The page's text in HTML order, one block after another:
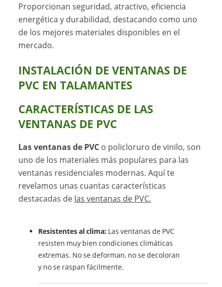
Proporcionan seguridad, atractivo, eficiencia
energética y durabilidad, destacando como uno
de los mejores materiales disponibles en el
mercado.
INSTALACIÓN DE VENTANAS DE
PVC EN TALAMANTES
CARACTERÍSTICAS DE LAS
VENTANAS DE PVC
Las ventanas de PVC o policloruro de vinilo, son
uno de los materiales más populares para las
ventanas residenciales modernas. Aquí te
revelamos unas cuantas características
destacadas de las ventanas de PVC.
Resistentes al clima: Las ventanas de PVC
resisten muy bien condiciones climáticas
extremas. No se deforman, no se decoloran
y no se raspan fácilmente.